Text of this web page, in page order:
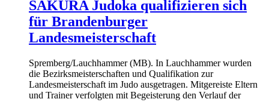
SAKURA Judoka qualifizieren sich
für Brandenburger
Landesmeisterschaft
Spremberg/Lauchhammer (MB). In Lauchhammer wurden
die Bezirksmeisterschaften und Qualifikation zur
Landesmeisterschaft im Judo ausgetragen. Mitgereiste Eltern
und Trainer verfolgten mit Begeisterung den Verlauf der